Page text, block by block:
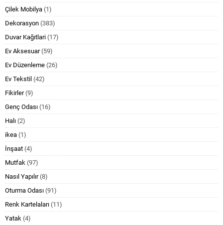
Çilek Mobilya (1)
Dekorasyon (383)
Duvar Kağıtlari (17)
Ev Aksesuar(59)
Ev Düzenleme (26)
Ev Tekstil (42)
Fikirler(9)
Genç Odası (16)
Halı (2)
ikea (1)
İnşaat (4)
Mutfak (97)
Nasıl Yapılır(8)
Oturma Odası (91)
Renk Kartelaları (11)
Yatak (4)